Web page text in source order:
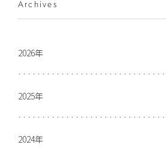
Archives
2026年
2025年
2024年